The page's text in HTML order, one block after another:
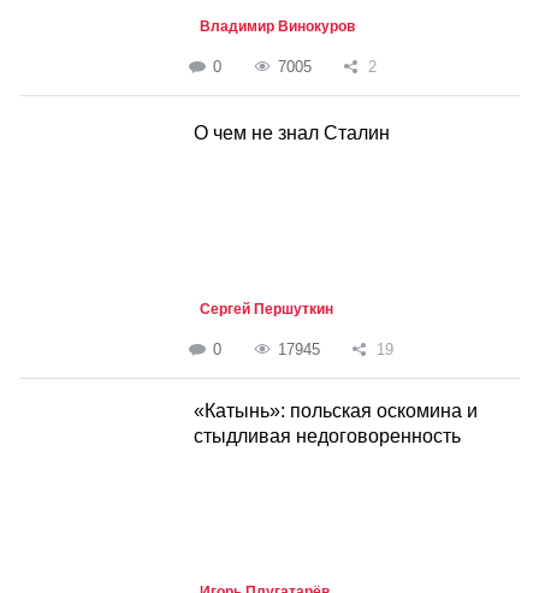
Владимир Винокуров
0 7005 2
О чем не знал Сталин
Сергей Першуткин
0 17945 19
«Катынь»: польская оскомина и
стыдливая недоговоренность